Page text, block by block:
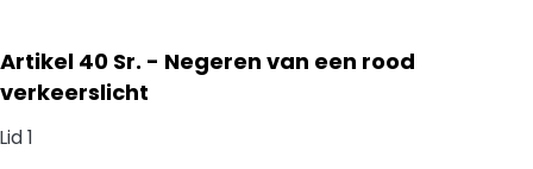
Artikel 40 Sr. - Negeren van een rood
verkeerslicht
Lid 1